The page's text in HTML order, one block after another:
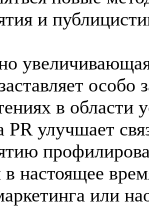
и
особо
в области
PR улучшает
в настоящее
или